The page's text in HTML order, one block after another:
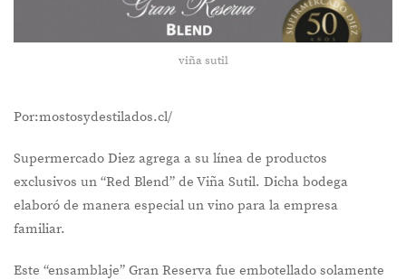
viña sutil
Por:mostosydestilados.cl/
Supermercado Diez agrega a su línea de productos
exclusivos un “Red Blend” de Viña Sutil. Dicha bodega
elaboró de manera especial un vino para la empresa
familiar.
Este “ensamblaje” Gran Reserva fue embotellado solamente